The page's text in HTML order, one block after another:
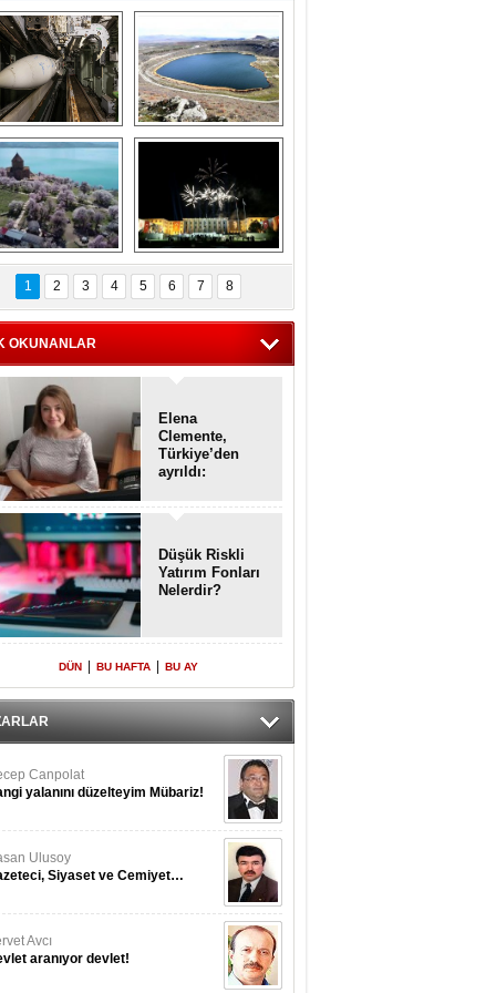
Askeri gemi
terk
gemilerin
etkileyici
görüntüleri
Kapadokya'nın
ilkbaharda bir başka
güzel
kalan
Akdamar Adası
çiçekleri ile
bir güzellik
Haftanın
fotoğrafları
1 2 3 4 5 6 7 8
OKUNANLAR
Elena
Clemente,
Türkiye’den
ayrıldı:
Enkaz!
Düşük Riskli
Yatırım Fonları
Nelerdir?
DÜN BU HAFTA BU AY
Canpolat
yalanını düzelteyim Mübariz!
Ulusoy
Siyaset ve Cemiyet…
Avcı
aranıyor devlet!